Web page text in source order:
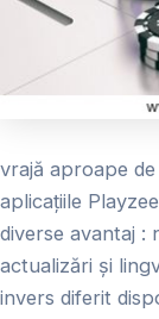
vrajă aproape
aplicațiile
diverse avantaj :
actualizări și
invers diferit